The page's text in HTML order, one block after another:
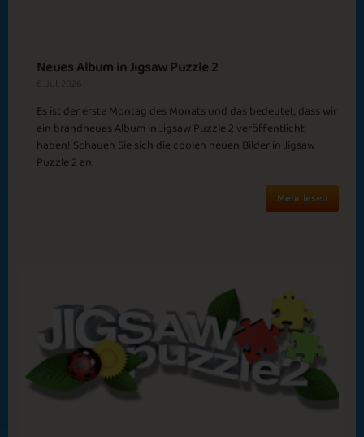
Shortest Month
Puzzled Mind 11th Month
Neues Album in Jigsaw Puzzle 2
Es ist der erste Montag des Monats und das bedeutet, dass wir
ein brandneues Album in Jigsaw Puzzle 2 veröffentlicht
haben! Schauen Sie sich die coolen neuen Bilder in Jigsaw
Puzzle 2 an.
Mehr lesen